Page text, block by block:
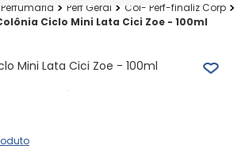
Perfumaria Perf Geral
Col- Perf-finaliz Corp
Ciclo Mini Lata Cici Zoe - 100ml
Mini Lata Cici Zoe - 100ml